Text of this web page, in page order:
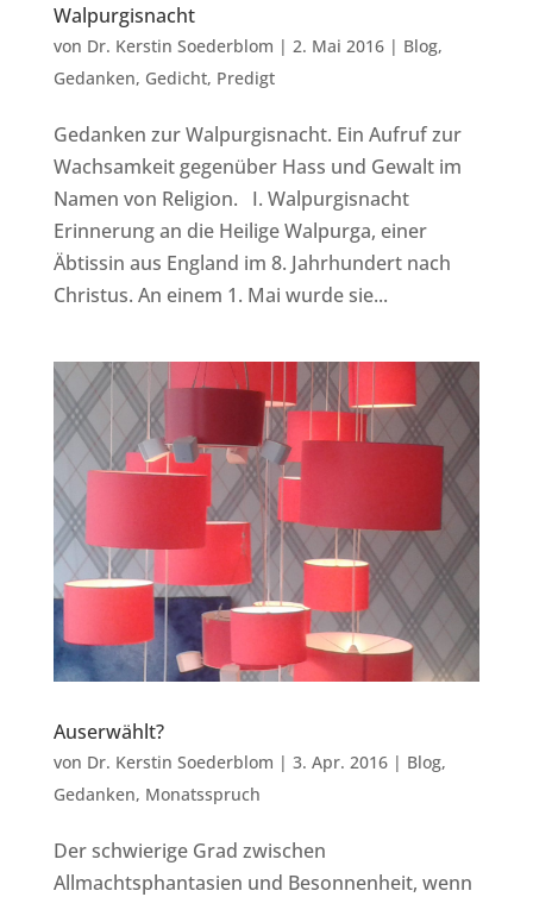
Walpurgisnacht
von Dr. Kerstin Soederblom | 2. Mai 2016| Blog,
Gedanken, Gedicht, Predigt
Gedanken zur Walpurgisnacht. Ein Aufruf zur
Wachsamkeit gegenüber Hass und Gewalt im
Namen von Religion. I. Walpurgisnacht
Erinnerung an die Heilige Walpurga, einer
Äbtissin aus England im 8. Jahrhundert nach
Christus. An einem 1. Mai wurde sie...
Auserwählt?
von Dr. Kerstin Soederblom | 3. Apr. 2016| Blog,
Gedanken, Monatsspruch
Der schwierige Grad zwischen
Allmachtsphantasien und Besonnenheit, wenn